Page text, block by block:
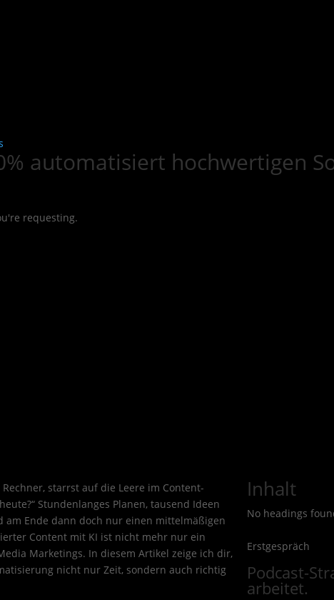
automatisiert hochwertigen
starrst auf die Leere im Content-
Stundenlanges Planen, tausend Ideen
am Ende dann doch nur einen mittelmäßigen
Content mit KI ist nicht mehr nur ein
Marketings. In diesem Artikel zeige ich dir,
nicht nur Zeit, sondern auch richtig
Inhalt
No headings
Erstgespräch
Podcast-
arbeitet.